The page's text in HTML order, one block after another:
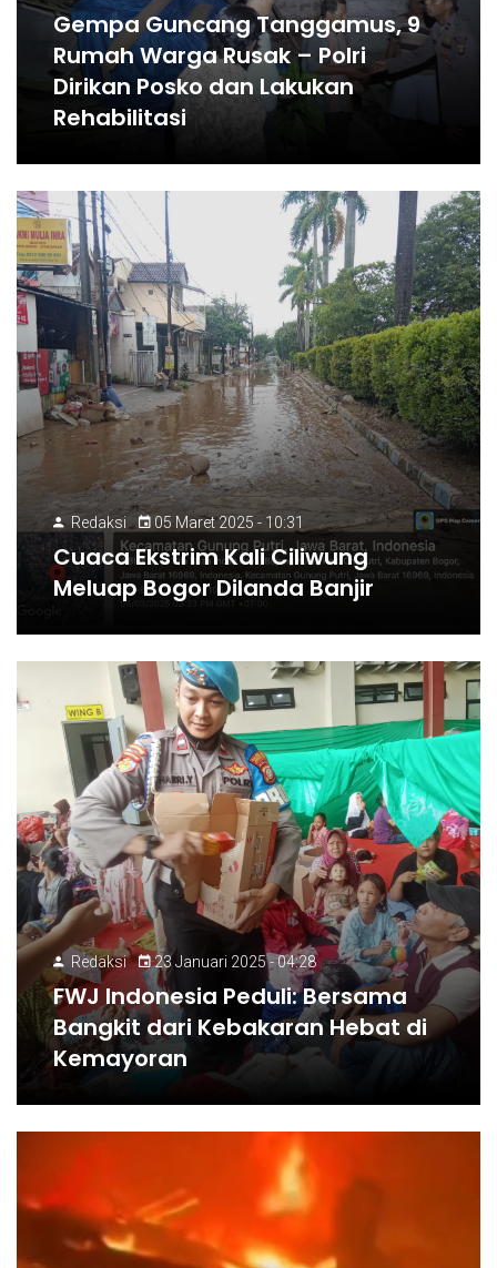
Gempa Guncang Tanggamus, 9
Rumah Warga Rusak – Polri
Dirikan Posko dan Lakukan
Rehabilitasi
Redaksi 05 Maret 2025 - 10:31
Cuaca Ekstrim Kali Ciliwung
Meluap Bogor Dilanda Banjir
Redaksi 23 Januari 2025 - 04:28
FWJ Indonesia Peduli: Bersama
Bangkit dari Kebakaran Hebat di
Kemayoran